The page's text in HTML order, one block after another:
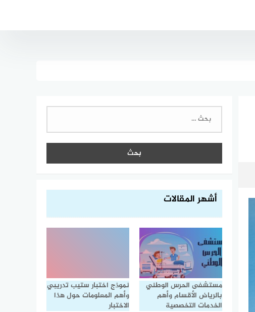
البحث
أشهر المقالات
مستشفى الحرس الوطني
بالرياض الأقسام وأهم
الخدمات التخصصية
نموذج اختبار ستيب تدريبي
وأهم المعلومات حول هذا
الاختبار